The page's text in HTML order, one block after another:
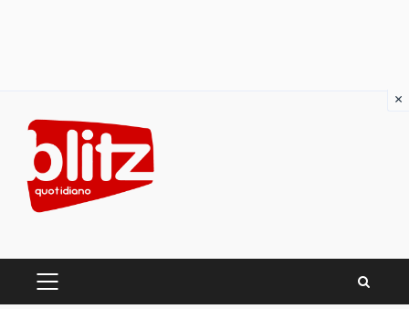
content
PRIMARY
×